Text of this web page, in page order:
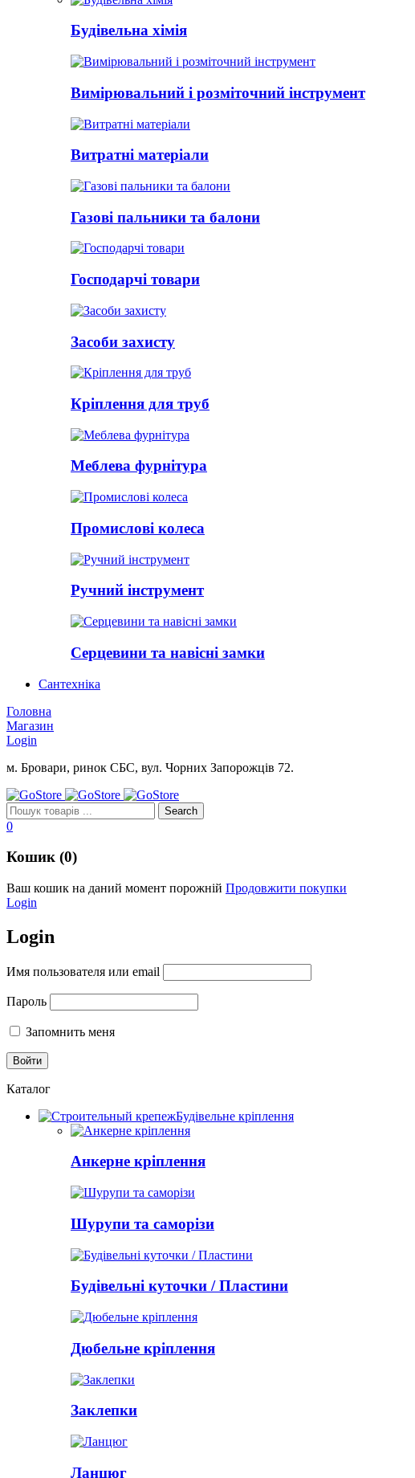
Будівельна хімія
Вимірювальний і розміточний інструмент
Витратні матеріали
Газові пальники та балони
Господарчі товари
Засоби захисту
Кріплення для труб
Меблева фурнітура
Промислові колеса
Ручний інструмент
Серцевини та навісні замки
Сантехніка
Головна
Магазин
Login
м. Бровари, ринок СБС, вул. Чорних Запорожців 72.
0
Кошик (0)
Ваш кошик на даний момент порожній Продовжити покупки
Login
Login
Имя пользователя или email
Пароль
Запомнить меня
Каталог
Будівельне кріплення
Анкерне кріплення
Шурупи та саморізи
Будівельні куточки / Пластини
Дюбельне кріплення
Заклепки
Ланцюг